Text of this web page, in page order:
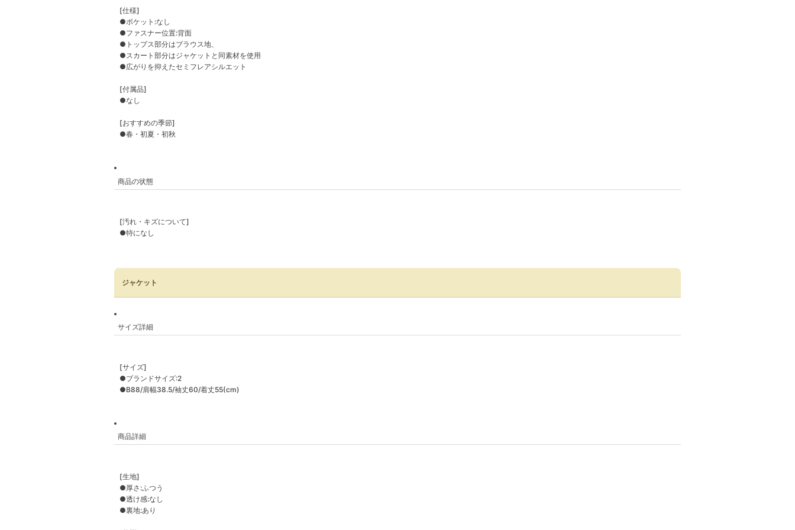
[仕様]
●ポケット:なし
●ファスナー位置:背面
●トップス部分はブラウス地、
●スカート部分はジャケットと同素材を使用
●広がりを抑えたセミフレアシルエット
[付属品]
●なし
[おすすめの季節]
●春・初夏・初秋
商品の状態
[汚れ・キズについて]
●特になし
ジャケット
サイズ詳細
[サイズ]
●ブランドサイズ:2
●B88/肩幅38.5/袖丈60/着丈55(cm)
商品詳細
[生地]
●厚さ:ふつう
●透け感:なし
●裏地:あり